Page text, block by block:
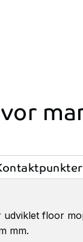
udviklet floor
mm.